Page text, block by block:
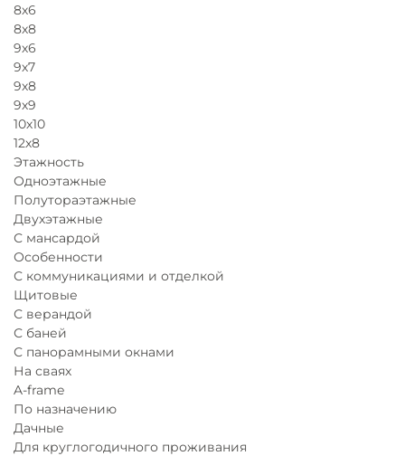
8х6
8х8
9х6
9х7
9х8
9х9
10х10
12х8
Этажность
Одноэтажные
Полутораэтажные
Двухэтажные
С мансардой
Особенности
С коммуникациями и отделкой
Щитовые
С верандой
С баней
С панорамными окнами
На сваях
A-frame
По назначению
Дачные
Для круглогодичного проживания